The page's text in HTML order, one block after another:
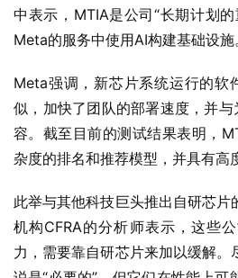
中表示，MTIA是公司“长期计划
Meta的服务中使用AI构建基础设施
Meta强调，新芯片系统运行的软
似，加快了团队的部署速度，并
容。截至目前的测试结果表明，
杂度的排名和推荐模型，并具有高
此举与其他科技巨头推出自研芯片
机构CFRA的分析师表示，这些
力，需要靠自研芯片来加以缓解。